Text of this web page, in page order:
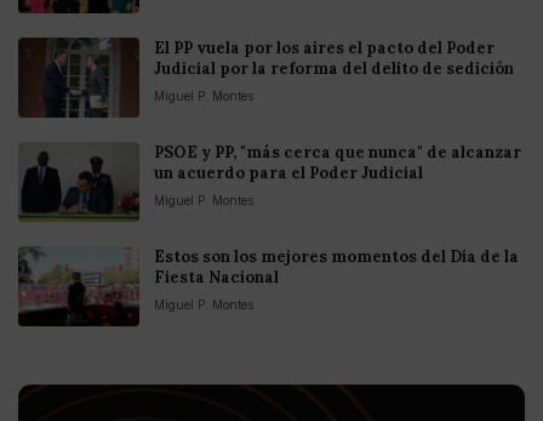
El PP vuela por los aires el pacto del Poder
Judicial por la reforma del delito de sedición
Miguel P. Montes
PSOE y PP, "más cerca que nunca" de alcanzar
un acuerdo para el Poder Judicial
Miguel P. Montes
Estos son los mejores momentos del Día de la
Fiesta Nacional
Miguel P. Montes